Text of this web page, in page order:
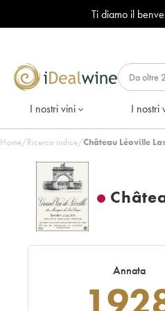
Ti diamo il
I nostri vini I nostri
Home/Ricerca indice/Château Léoville
Annata